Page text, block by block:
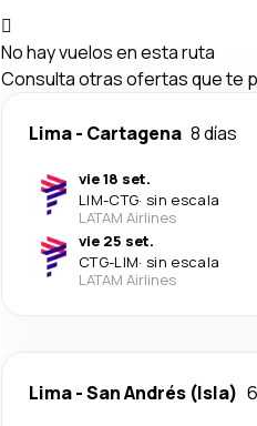
No hay vuelos en esta ruta
Consulta otras ofertas que te
Lima- Cartagena 8 días
vie 18 set.
LIM-CTG· sin escala
LATAM Airlines
vie 25 set.
CTG-LIM· sin escala
LATAM Airlines
Lima-San Andrés (Isla)